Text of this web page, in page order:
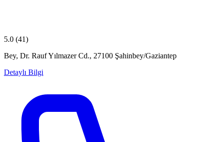
5.0 (41)
Bey, Dr. Rauf Yılmazer Cd., 27100 Şahinbey/Gaziantep
Detaylı Bilgi